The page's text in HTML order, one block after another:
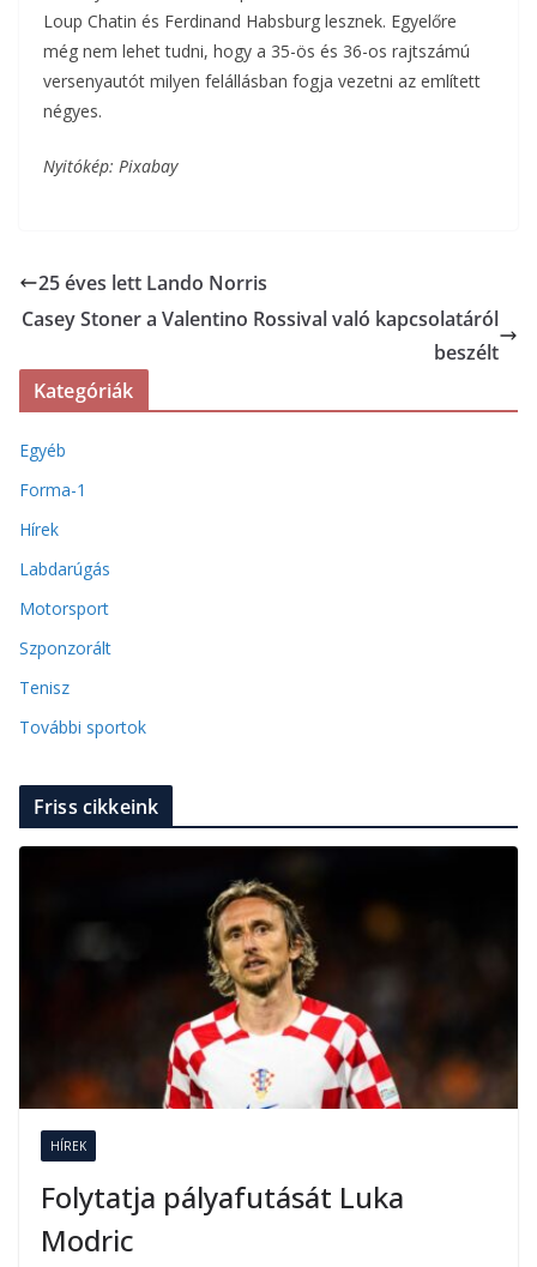
Loup Chatin és Ferdinand Habsburg lesznek. Egyelőre
még nem lehet tudni, hogy a 35-ös és 36-os rajtszámú
versenyautót milyen felállásban fogja vezetni az említett
négyes.
Nyitókép: Pixabay
25 éves lett Lando Norris
Casey Stoner a Valentino Rossival való kapcsolatáról
beszélt
Kategóriák
Egyéb
Forma-1
Hírek
Labdarúgás
Motorsport
Szponzorált
Tenisz
További sportok
Friss cikkeink
HÍREK
Folytatja pályafutását Luka
Modric